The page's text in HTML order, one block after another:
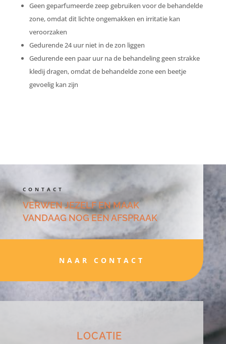
Geen geparfumeerde zeep gebruiken voor de behandelde
zone, omdat dit lichte ongemakken en irritatie kan
veroorzaken
Gedurende 24 uur niet in de zon liggen
Gedurende een paar uur na de behandeling geen strakke
kledij dragen, omdat de behandelde zone een beetje
gevoelig kan zijn
CONTACT
VERWEN JEZELF EN MAAK
VANDAAG NOG EEN AFSPRAAK
NAAR CONTACT
LOCATIE